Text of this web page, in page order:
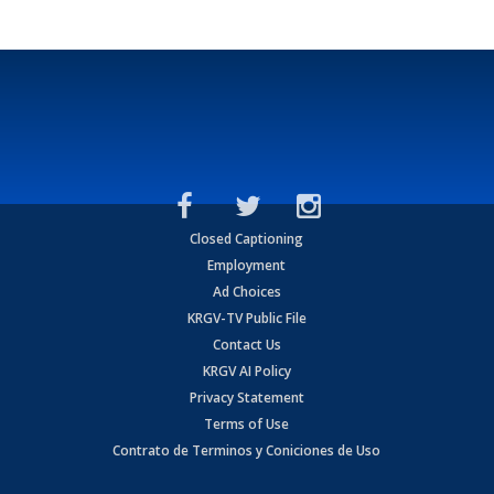
Closed Captioning
Employment
Ad Choices
KRGV-TV Public File
Contact Us
KRGV AI Policy
Privacy Statement
Terms of Use
Contrato de Terminos y Coniciones de Uso